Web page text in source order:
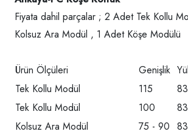
Fiyata dahil parçalar ; 2 Adet Tek Kollu
Kolsuz Ara Modül , 1 Adet Köşe Modülü
Ürün Ölçüleri Genişlik
Tek Kollu Modül
115 83
Tek Kollu Modül
100 83
Kolsuz Ara Modül
75 - 90 83